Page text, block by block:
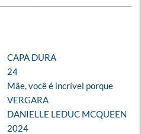
CAPA DURA
24
Mãe, você é incrível porque
VERGARA
DANIELLE LEDUC MCQUEEN
2024